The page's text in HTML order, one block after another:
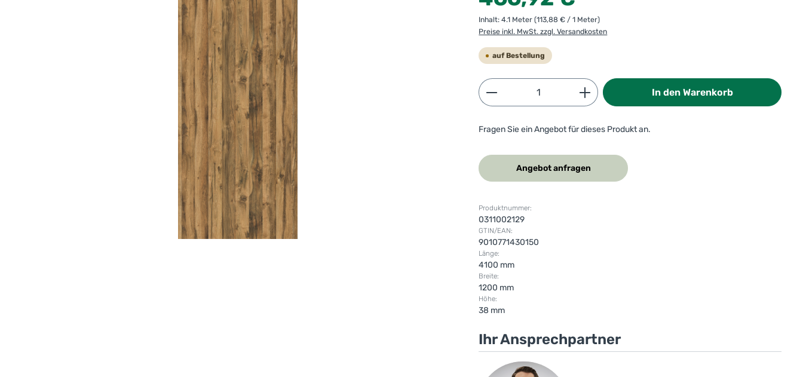
Inhalt:4.1 Meter(113,88 € / 1 Meter)
Preise inkl. MwSt. zzgl. Versandkosten
auf Bestellung
Produkt Anzahl: Gib den gewünschten Wert ein
In den Warenkorb
Fragen Sie ein Angebot für dieses Produkt an.
Angebot anfragen
Produktnummer:
0311002129
GTIN/EAN:
9010771430150
Länge:
4100 mm
Breite:
1200 mm
Höhe:
38 mm
Ihr Ansprechpartner